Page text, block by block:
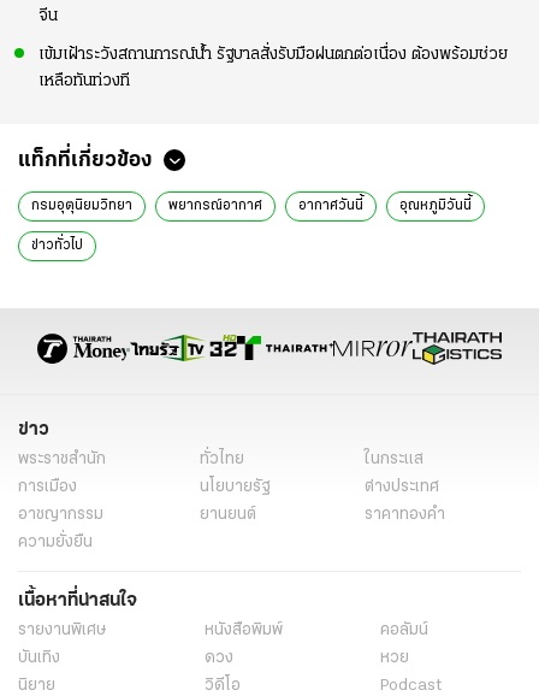
จีน
เข้มเฝ้าระวังสถานการณ์น้ำ รัฐบาลสั่งรับมือฝนตกต่อเนื่อง ต้องพร้อมช่วย
เหลือทันท่วงที
แท็กที่เกี่ยวข้อง
กรมอุตุนิยมวิทยา พยากรณ์อากาศ อากาศวันนี้ อุณหภูมิวันนี้
ข่าวทั่วไป
ข่าว
พระราชสำนัก ทั่วไทย
ในกระแส
การเมือง
นโยบายรัฐ
ต่างประเทศ
อาชญากรรม
ยานยนต์
ราคาทองคำ
ความยั่งยืน
เนื้อหาที่น่าสนใจ
รายงานพิเศษ หนังสือพิมพ์
คอลัมน์
บันเทิง
ดวง
หวย
นิยาย
วิดีโอ
Podcast